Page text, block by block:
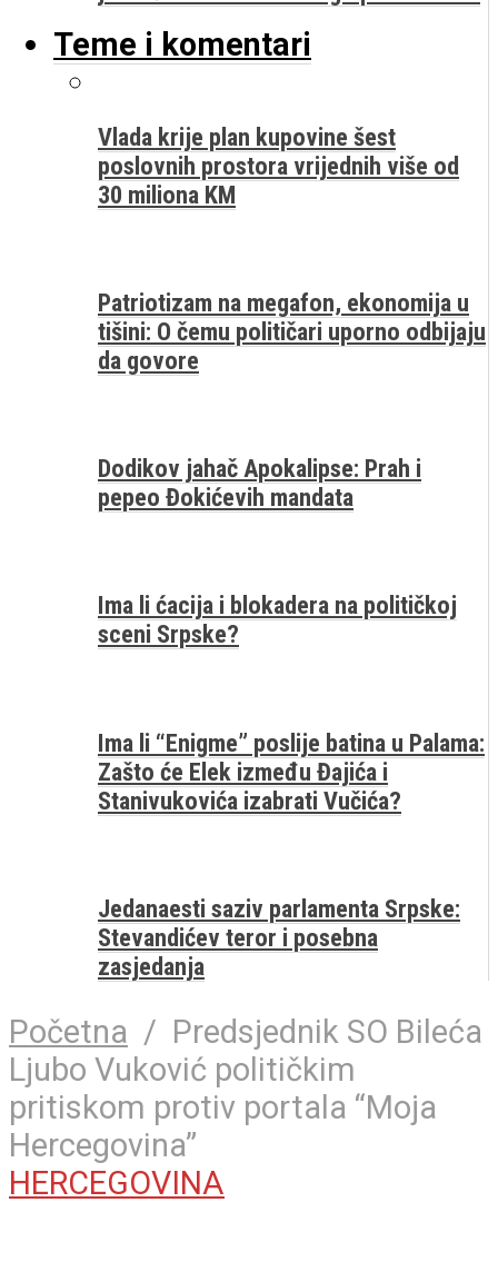
Teme i komentari
Vlada krije plan kupovine šest
poslovnih prostora vrijednih više od
30 miliona KM
Patriotizam na megafon, ekonomija u
tišini: O čemu političari uporno odbijaju
da govore
Dodikov jahač Apokalipse: Prah i
pepeo Đokićevih mandata
Ima li ćacija i blokadera na političkoj
sceni Srpske?
Ima li “Enigme” poslije batina u Palama:
Zašto će Elek između Đajića i
Stanivukovića izabrati Vučića?
Jedanaesti saziv parlamenta Srpske:
Stevandićev teror i posebna
zasjedanja
Početna / Predsjednik SO Bileća
Ljubo Vuković političkim
pritiskom protiv portala “Moja
Hercegovina”
HERCEGOVINA